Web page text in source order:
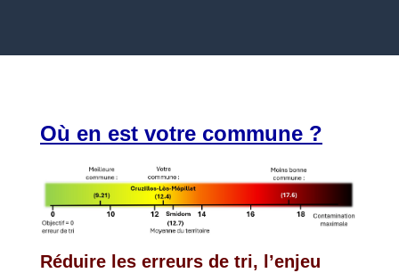
Où en est votre commune ?
Réduire les erreurs de tri, l’enjeu